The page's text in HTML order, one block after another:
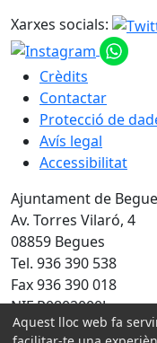
Xarxes socials:
Crèdits
Contactar
Protecció de
Avís legal
Accessibilitat
Ajuntament de
Av. Torres Vilaró, 4
08859 Begues
Tel. 936 390 538
Fax 936 390 018
NIF P0802000J
Aquest lloc web fa